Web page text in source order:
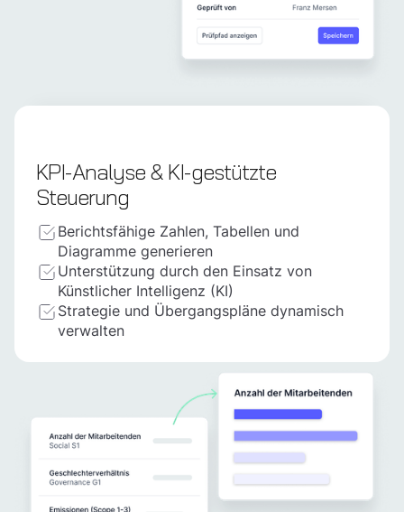
KPI-Analyse & KI-gestützte
Steuerung
Berichtsfähige Zahlen, Tabellen und
Diagramme generieren
Unterstützung durch den Einsatz von
Künstlicher Intelligenz (KI)
Strategie und Übergangspläne dynamisch
verwalten